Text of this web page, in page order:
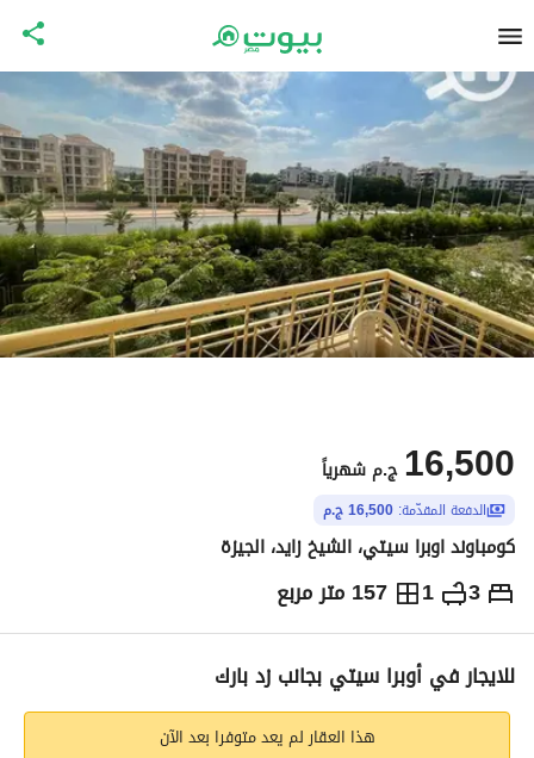
ج.م 16,500 شهرياً
الدفعة المقدّمة: 16,500 ج.م
كومباوند اوبرا سيتي، الشيخ زايد، الجيزة
3
1 157 متر مربع ج.م16,500 شهرياً
الاماكن القريبة
للايجار في أوبرا سيتي بجانب زد بارك
هذا العقار لم يعد متوفرا بعد الآن